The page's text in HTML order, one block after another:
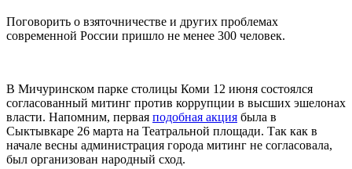
Поговорить о взяточничестве и других проблемах
современной России пришло не менее 300 человек.
В Мичуринском парке столицы Коми 12 июня состоялся
согласованный митинг против коррупции в высших эшелонах
власти. Напомним, первая подобная акция была в
Сыктывкаре 26 марта на Театральной площади. Так как в
начале весны администрация города митинг не согласовала,
был организован народный сход.